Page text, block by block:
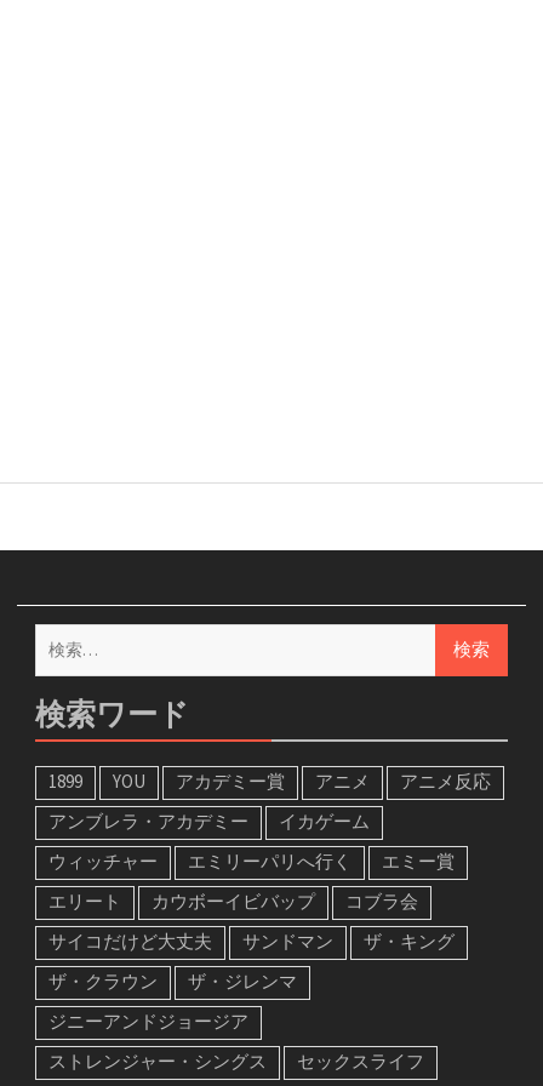
検
索:
検索ワード
1899 YOU アカデミー賞 アニメ
アニメ反応
アンブレラ・アカデミー
イカゲーム
ウィッチャー
エミリーパリへ行く
エミー賞
エリート
カウボーイビバップ
コブラ会
サイコだけど大丈夫
サンドマン
ザ・キング
ザ・クラウン
ザ・ジレンマ
ジニーアンドジョージア
ストレンジャー・シングス
セックスライフ